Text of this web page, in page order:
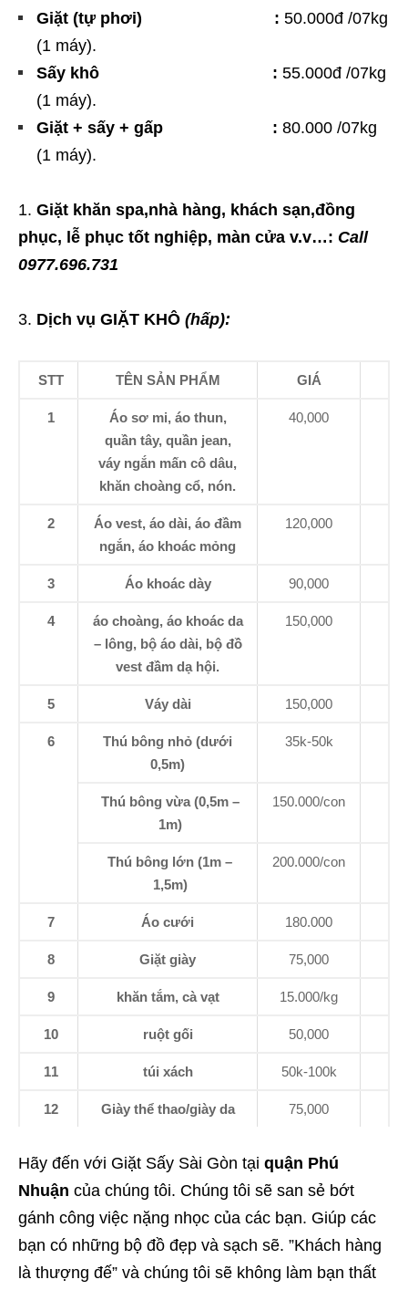
Giặt (tự phơi) : 50.000đ /07kg
(1 máy).
Sấy khô : 55.000đ /07kg
(1 máy).
Giặt + sấy + gấp : 80.000 /07kg
(1 máy).
Giặt khăn spa,nhà hàng, khách sạn,đồng
phục, lễ phục tốt nghiệp, màn cửa v.v…: Call
0977.696.731
Dịch vụ GIẶT KHÔ (hấp):
STT TÊN SẢN PHẨM GIÁ
1
Áo sơ mi, áo thun,
quần tây, quần jean,
váy ngắn mấn cô dâu,
khăn choàng cổ, nón.
40,000
2
Áo vest, áo dài, áo đầm
ngắn, áo khoác mỏng
120,000
3 Áo khoác dày 90,000
4
áo choàng, áo khoác da
– lông, bộ áo dài, bộ đồ
vest đầm dạ hội.
150,000
5 Váy dài 150,000
6
Thú bông nhỏ (dưới
0,5m)
35k-50k
Thú bông vừa (0,5m –
1m)
150.000/con
Thú bông lớn (1m –
1,5m)
200.000/con
7 Áo cưới 180.000
8 Giặt giày 75,000
9 khăn tắm, cà vạt 15.000/kg
10 ruột gối 50,000
11 túi xách 50k-100k
12 Giày thể thao/giày da 75,000
Hãy đến với Giặt Sấy Sài Gòn tại quận Phú
Nhuận của chúng tôi. Chúng tôi sẽ san sẻ bớt
gánh công việc nặng nhọc của các bạn. Giúp các
bạn có những bộ đồ đẹp và sạch sẽ. ”Khách hàng
là thượng đế” và chúng tôi sẽ không làm bạn thất